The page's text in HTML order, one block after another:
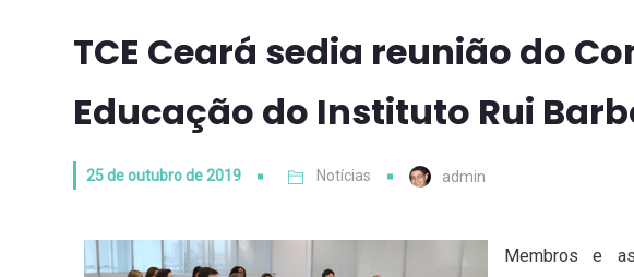
TCE Ceará sedia reunião do
Educação do Instituto Rui
25 de outubro de 2019 Notícias admin
Membros e